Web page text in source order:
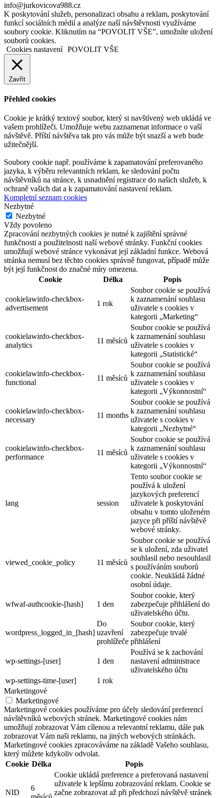
info@jurkovicova988.cz
K poskytování služeb, personalizaci obsahu a reklam, poskytování
funkcí sociálních médií a analýze naší návštěvnosti využíváme
soubory cookie. Kliknutím na “POVOLIT VŠE”, umožníte uložení
souborů cookies.
Cookies nastavení POVOLIT VŠE
Zavřít
Přehled cookies
Cookie je krátký textový soubor, který si navštívený web ukládá ve
vašem prohlížeči. Umožňuje webu zaznamenat informace o vaší
návštěvě. Příští návštěva tak pro vás může být snazší a web bude
užitečnější.
Soubory cookie např. používáme k zapamatování preferovaného
jazyka, k výběru relevantních reklam, ke sledování počtu
návštěvníků na stránce, k usnadnění registrace do našich služeb, k
ochraně vašich dat a k zapamatování nastavení reklam.
Kompletní seznam cookies
Nezbytné
Nezbytné
Vždy povoleno
Zpracování nezbytných cookies je nutné k zajištění správné
funkčnosti a použitelnosti naší webové stránky. Funkční cookies
umožňují webové stránce vykonávat její základní funkce. Webová
stránka nemusí bez těchto cookies správně fungovat, případě může
být její funkčnost do značné míry omezena.
Cookie
Délka Popis
cookielawinfo-checkbox-
advertisement
1 rok
Soubor cookie se používá
k zaznamenání souhlasu
uživatele s cookies v
kategorii „Marketing“
cookielawinfo-checkbox-
analytics
11 měsíců
Soubor cookie se používá
k zaznamenání souhlasu
uživatele s cookies v
kategorii „Statistické“
cookielawinfo-checkbox-
functional
11 měsíců
Soubor cookie se používá
k zaznamenání souhlasu
uživatele s cookies v
kategorii „Výkonnostní“
cookielawinfo-checkbox-
necessary
11 months
Soubor cookie se používá
k zaznamenání souhlasu
uživatele s cookies v
kategorii „Nezbytné“
cookielawinfo-checkbox-
performance
11 měsíců
Soubor cookie se používá
k zaznamenání souhlasu
uživatele s cookies v
kategorii „Výkonnostní“
lang session
Tento soubor cookie se
používá k uložení
jazykových preferencí
uživatele k poskytování
obsahu v tomto uloženém
jazyce při příští návštěvě
webové stránky.
viewed_cookie_policy 11 měsíců
Soubor cookie se používá
se k uložení, zda uživatel
souhlasil nebo nesouhlasil
s používáním souborů
cookie. Neukládá žádné
osobní údaje.
wfwaf-authcookie-[hash] 1 den
Soubor cookie, který
zabezpečuje přihlášení do
uživatelského účtu.
wordpress_logged_in_[hash]
Do
uzavření
prohlížeče
Soubor cookie, který
zabezpečuje trvalé
přihlášení
wp-settings-[user] 1 den
Používá se k zachování
nastavení administrace
uživatelského účtu
wp-settings-time-[user]
1 rok
Marketingové
Marketingové
Marketingové cookies používáme pro účely sledování preferencí
návštěvníků webových stránek. Marketingové cookies nám
umožňují zobrazovat Vám cílenou a relevantní reklamu, dále pak
zobrazovat Vám naši reklamu, na jiných webových stránkách.
Marketingové cookies zpracováváme na základě Vašeho souhlasu,
který můžete kdykoliv odvolat.
Cookie Délka Popis
NID
6
Cookie ukládá preference a preferovaná nastavení
uživatele k lepšímu zobrazování reklam. Cookie se
začne zobrazovat až při předchozí návštěvě stránek